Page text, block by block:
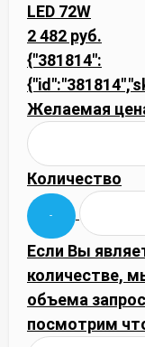
LED 72W
2 482 руб.
{"381814":
Желаемая
Количество
Если Вы
количестве,
объема
посмотрим